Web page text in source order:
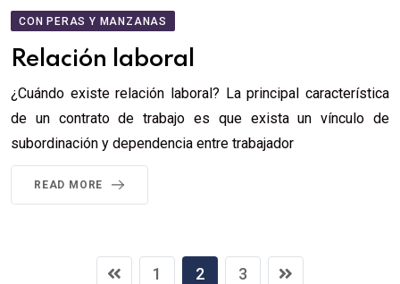
CON PERAS Y MANZANAS
Relación laboral
¿Cuándo existe relación laboral? La principal característica
de un contrato de trabajo es que exista un vínculo de
subordinación y dependencia entre trabajador
READ MORE
1 2 3